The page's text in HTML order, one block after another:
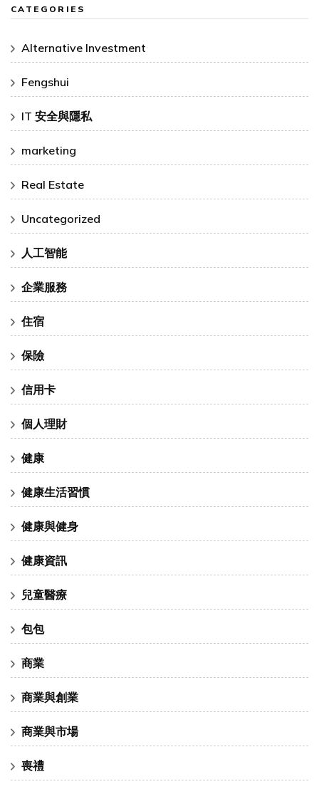
CATEGORIES
Alternative Investment
Fengshui
IT 安全與隱私
marketing
Real Estate
Uncategorized
人工智能
企業服務
住宿
保險
信用卡
個人理財
健康
健康生活習慣
健康與健身
健康資訊
兒童醫療
包包
商業
商業與創業
商業與市場
喪禮